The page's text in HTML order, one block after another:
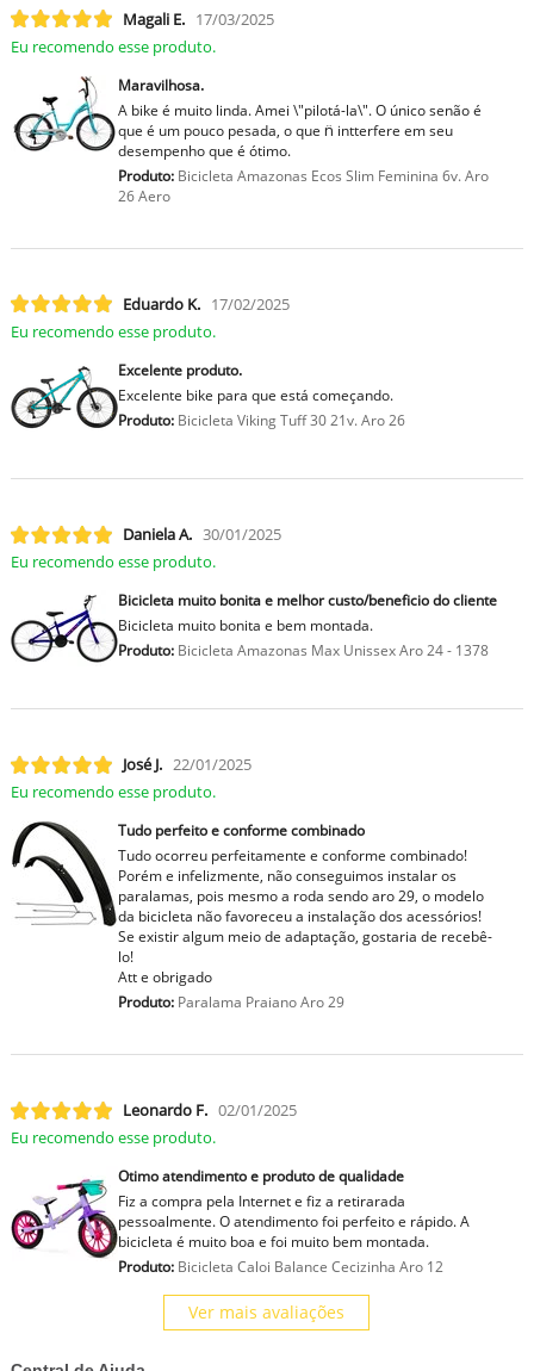
Magali E. 17/03/2025
Eu recomendo esse produto.
Maravilhosa.
A bike é muito linda. Amei \"pilotá-la\". O único senão é
que é um pouco pesada, o que n̈ intterfere em seu
desempenho que é ótimo.
Produto:Bicicleta Amazonas Ecos Slim Feminina 6v. Aro
26 Aero
Eduardo K. 17/02/2025
Eu recomendo esse produto.
Excelente produto.
Excelente bike para que está começando.
Produto:Bicicleta Viking Tuff 30 21v. Aro 26
Daniela A. 30/01/2025
Eu recomendo esse produto.
Bicicleta muito bonita e melhor custo/beneficio do cliente
Bicicleta muito bonita e bem montada.
Produto:Bicicleta Amazonas Max Unissex Aro 24 - 1378
José J. 22/01/2025
Eu recomendo esse produto.
Tudo perfeito e conforme combinado
Tudo ocorreu perfeitamente e conforme combinado!
Porém e infelizmente, não conseguimos instalar os
paralamas, pois mesmo a roda sendo aro 29, o modelo
da bicicleta não favoreceu a instalação dos acessórios!
Se existir algum meio de adaptação, gostaria de recebê-
lo!
Att e obrigado
Produto:Paralama Praiano Aro 29
Leonardo F. 02/01/2025
Eu recomendo esse produto.
Otimo atendimento e produto de qualidade
Fiz a compra pela Internet e fiz a retirarada
pessoalmente. O atendimento foi perfeito e rápido. A
bicicleta é muito boa e foi muito bem montada.
Produto:Bicicleta Caloi Balance Cecizinha Aro 12
Ver mais avaliações